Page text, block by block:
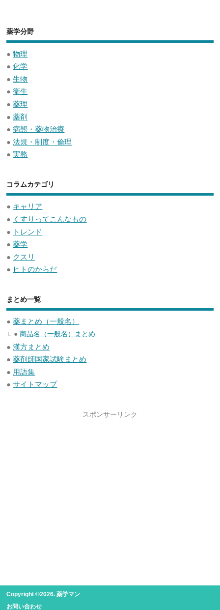
薬学分野
●物理
●化学
●生物
●衛生
●薬理
●薬剤
●病態・薬物治療
●法規・制度・倫理
●実務
コラムカテゴリ
● キャリア
● くすりってこんなもの
● トレンド
●薬学
● クスリ
● ヒトのからだ
まとめ一覧
●薬まとめ（一般名）
●商品名（一般名）まとめ
●漢方まとめ
●薬剤師国家試験まとめ
● 用語集
●サイトマップ
スポンサーリンク
Copyright ©2026. 薬学マン
お問い合わせ